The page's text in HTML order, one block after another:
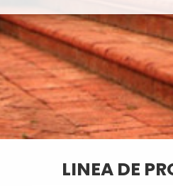
LINEA DE